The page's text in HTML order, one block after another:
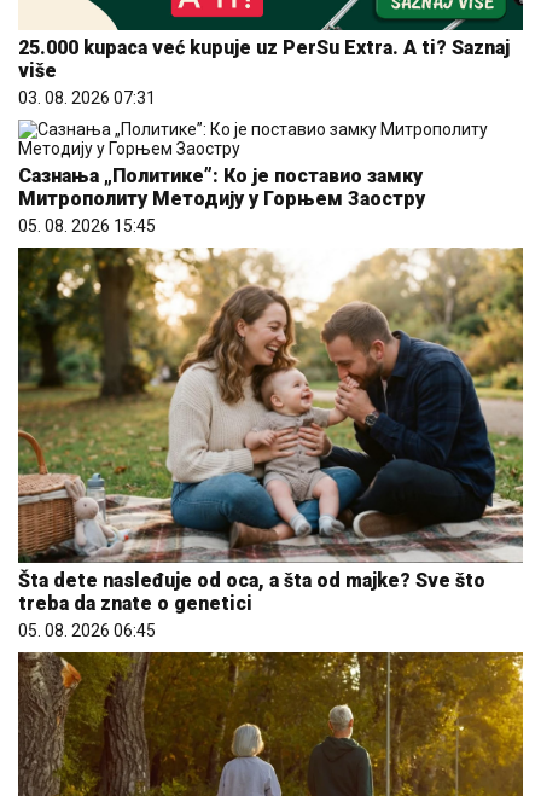
25.000 kupaca već kupuje uz PerSu Extra. A ti? Saznaj
više
03. 08. 2026 07:31
Сазнања „Политике”: Ко је поставио замку
Митрополиту Методију у Горњем Заостру
05. 08. 2026 15:45
Šta dete nasleđuje od oca, a šta od majke? Sve što
treba da znate o genetici
05. 08. 2026 06:45